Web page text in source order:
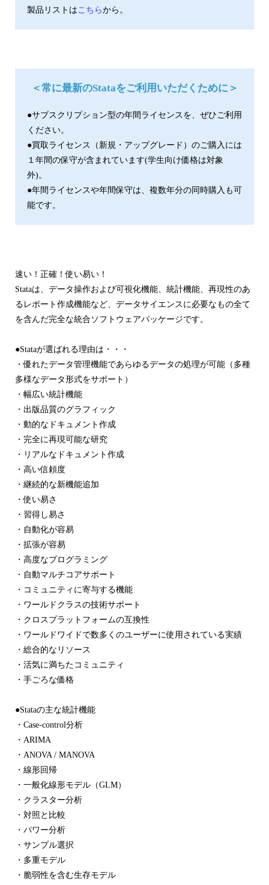
製品リストはこちらから。
＜常に最新のStataをご利用いただくために＞
●サブスクリプション型の年間ライセンスを、ぜひご利用
ください。
●買取ライセンス（新規・アップグレード）のご購入には
１年間の保守が含まれています(学生向け価格は対象
外)。
●年間ライセンスや年間保守は、複数年分の同時購入も可
能です。
速い！正確！使い易い！
Stataは、データ操作および可視化機能、統計機能、再現性のあ
るレポート作成機能など、データサイエンスに必要なもの全て
を含んだ完全な統合ソフトウェアパッケージです。
●Stataが選ばれる理由は・・・
・優れたデータ管理機能であらゆるデータの処理が可能（多種
多様なデータ形式をサポート）
・幅広い統計機能
・出版品質のグラフィック
・動的なドキュメント作成
・完全に再現可能な研究
・リアルなドキュメント作成
・高い信頼度
・継続的な新機能追加
・使い易さ
・習得し易さ
・自動化が容易
・拡張が容易
・高度なプログラミング
・自動マルチコアサポート
・コミュニティに寄与する機能
・ワールドクラスの技術サポート
・クロスプラットフォームの互換性
・ワールドワイドで数多くのユーザーに使用されている実績
・総合的なリソース
・活気に満ちたコミュニティ
・手ごろな価格
●Stataの主な統計機能
・Case-control分析
・ARIMA
・ANOVA / MANOVA
・線形回帰
・一般化線形モデル（GLM）
・クラスター分析
・対照と比較
・パワー分析
・サンプル選択
・多重モデル
・脆弱性を含む生存モデル